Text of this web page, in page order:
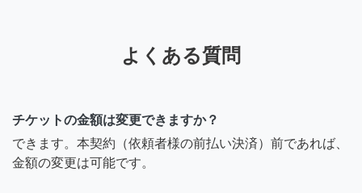
よくある質問
チケットの金額は変更できますか？
できます。本契約（依頼者様の前払い決済）前であれば、
金額の変更は可能です。